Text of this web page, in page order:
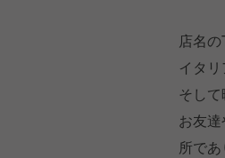
店名
イタ
そして
お友
所で